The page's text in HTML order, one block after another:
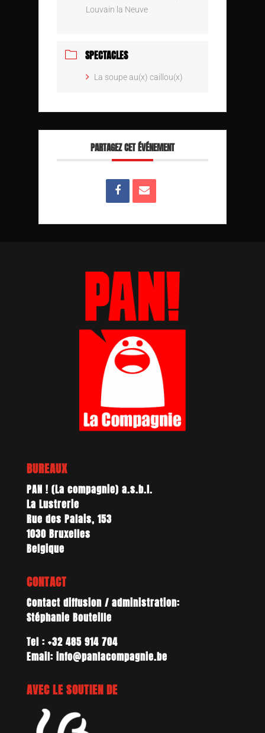
Louvain la Neuve
SPECTACLES
La soupe au(x) caillou(x)
PARTAGEZ CET ÉVÉNEMENT
BUREAUX
PAN ! (La compagnie) a.s.b.l.
La Lustrerie
Rue des Palais, 153
1030 Bruxelles
Belgique
CONTACT
Contact diffusion / administration:
Stéphanie Bouteille
Tel : +32 485 914 704
Email: info@panlacompagnie.be
AVEC LE SOUTIEN DE